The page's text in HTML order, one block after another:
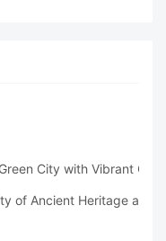
City with Vibrant
of Ancient Heritage and